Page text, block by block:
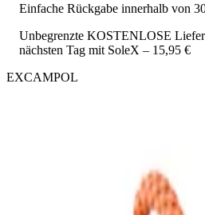
Einfache Rückgabe innerhalb von
Unbegrenzte KOSTENLOSE
nächsten Tag mit SoleX – 15,95 €
EXCAMPOL